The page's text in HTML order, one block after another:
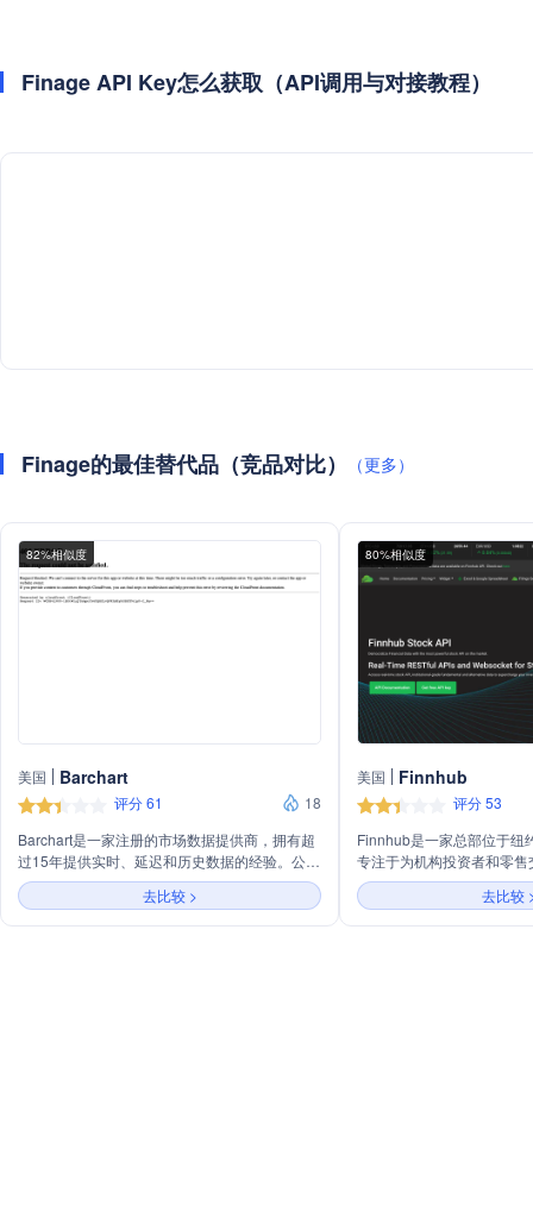
Finage API Key怎么获取（API调用与对接教程）
Finage的最佳替代品（竞品对比） （更多）
82%相似度
美国 Barchart
评分 61
18
Barchart是一家注册的市场数据提供商，拥有超
过15年提供实时、延迟和历史数据的经验。公司
采用亚马逊网络服务和基于云的计算技术，构建
了行业领先的Barchart OnDemand平台。
Barchart致力于提供可靠和准确的市场数据服
去比较 >
80%相似度
美国 Finnhub
评分 53
Finnhub是一家总部位于纽
专注于为机构投资者和零
服务。该公司通过其API平
汇和加密货币市场数据，
经济数据和替代数据。
去比较